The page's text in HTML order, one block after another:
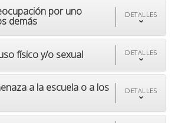
por uno
demás
DETALLES
físico y/o sexual DETALLES
a la escuela o a los DETALLES